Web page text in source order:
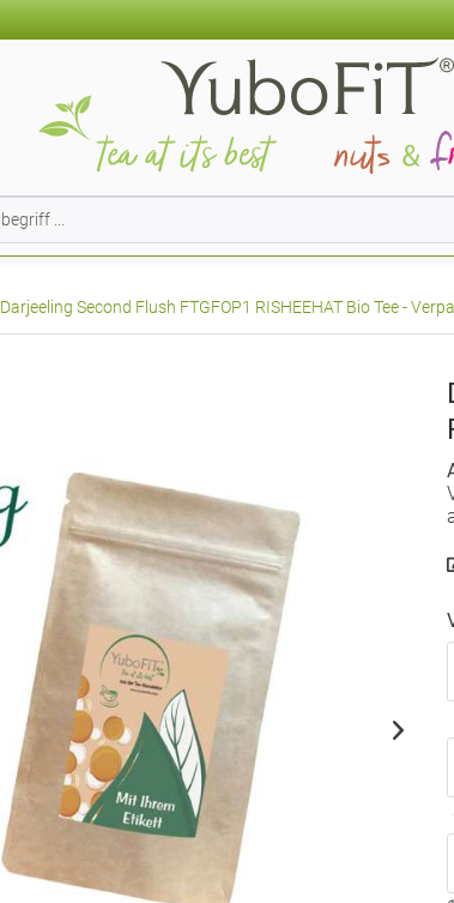
Darjeeling Second Flush FTGFOP1 RISHEEHAT Bio Tee -